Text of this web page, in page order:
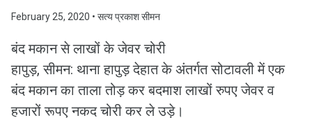
February 25, 2020 • सत्य प्रकाश सीमन
बंद मकान से लाखों के जेवर चोरी
हापुड़, सीमन: थाना हापुड़ देहात के अंतर्गत सोटावली में एक
बंद मकान का ताला तोड़ कर बदमाश लाखों रुपए जेवर व
हजारों रूपए नकद चोरी कर ले उड़े।